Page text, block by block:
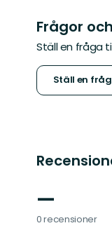
Frågor
Ställ en fråga
Ställ en
—
0 recensioner